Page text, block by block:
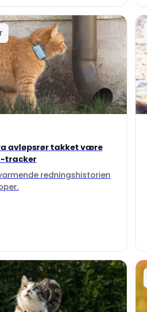
avløpsrør takket være
tracker
redningshistorien